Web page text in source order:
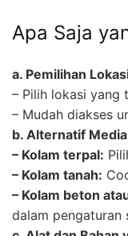
Apa Saja
a. Pemilihan
– Pilih lokasi yang
– Mudah diakses
b. Alternatif
– Kolam terpal:
– Kolam tanah:
– Kolam beton
dalam pengaturan